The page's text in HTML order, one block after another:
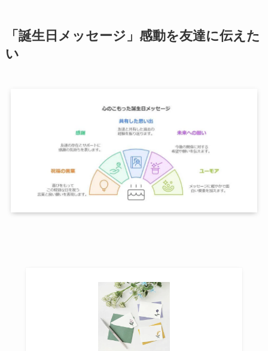
「誕生日メッセージ」感動を友達に伝えた
い